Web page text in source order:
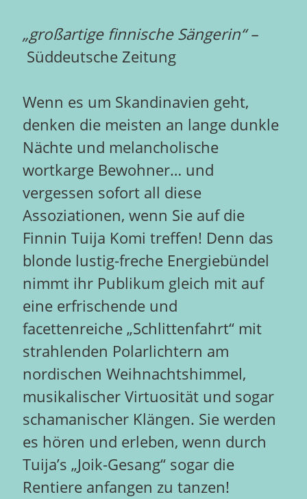
„großartige finnische Sängerin“ –
Süddeutsche Zeitung
Wenn es um Skandinavien geht,
denken die meisten an lange dunkle
Nächte und melancholische
wortkarge Bewohner… und
vergessen sofort all diese
Assoziationen, wenn Sie auf die
Finnin Tuija Komi treffen! Denn das
blonde lustig-freche Energiebündel
nimmt ihr Publikum gleich mit auf
eine erfrischende und
facettenreiche „Schlittenfahrt“ mit
strahlenden Polarlichtern am
nordischen Weihnachtshimmel,
musikalischer Virtuosität und sogar
schamanischer Klängen. Sie werden
es hören und erleben, wenn durch
Tuija’s „Joik-Gesang“ sogar die
Rentiere anfangen zu tanzen!